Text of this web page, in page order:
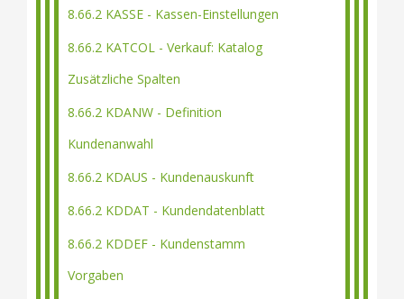
8.66.2 KASSE - Kassen-Einstellungen
8.66.2 KATCOL - Verkauf: Katalog
Zusätzliche Spalten
8.66.2 KDANW - Definition
Kundenanwahl
8.66.2 KDAUS - Kundenauskunft
8.66.2 KDDAT - Kundendatenblatt
8.66.2 KDDEF - Kundenstamm
Vorgaben